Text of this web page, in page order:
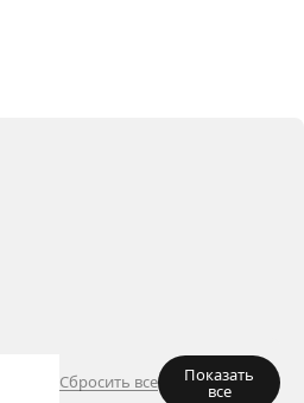
Сбросить все Показать
все